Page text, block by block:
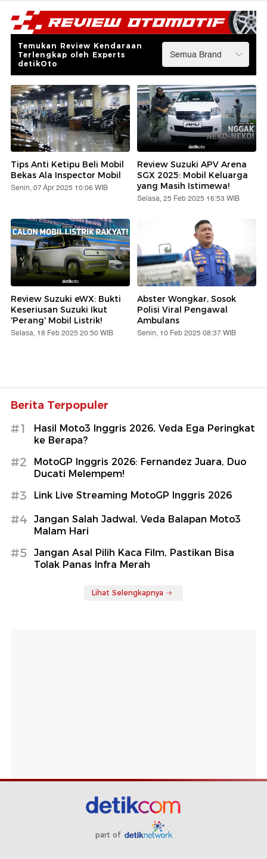
Temukan Review Kendaraan
Terlengkap oleh Experts
detikOto
Tips Anti Ketipu Beli Mobil
Bekas Ala Inspector Mobil
Senin, 07 Apr 2025 10:06 WIB
Review Suzuki APV Arena
SGX 2025: Mobil Keluarga
yang Masih Istimewa!
Selasa, 25 Feb 2025 16:53 WIB
Review Suzuki eWX: Bukti
Keseriusan Suzuki Ikut
'Perang' Mobil Listrik!
Selasa, 18 Feb 2025 20:50 WIB
Abster Wongkar, Sosok
Polisi Viral Pengawal
Ambulans
Senin, 10 Feb 2025 08:37 WIB
Berita Terpopuler
#1
Hasil Moto3 Inggris 2026, Veda Ega Peringkat
ke Berapa?
#2
MotoGP Inggris 2026: Fernandez Juara, Duo
Ducati Melempem!
#3 Link Live Streaming MotoGP Inggris 2026
#4
Jangan Salah Jadwal, Veda Balapan Moto3
Malam Hari
#5
Jangan Asal Pilih Kaca Film, Pastikan Bisa
Tolak Panas Infra Merah
Lihat Selengkapnya
part of